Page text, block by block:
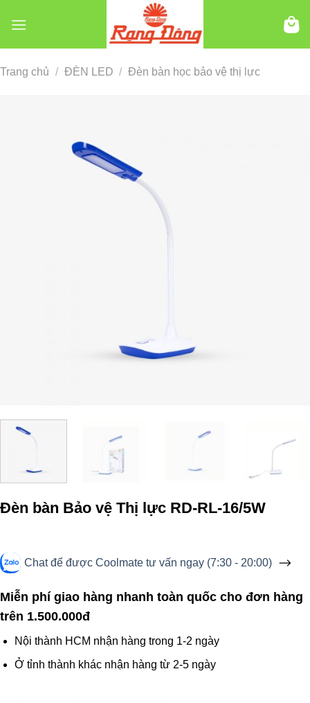
đến
Trang chủ / ĐÈN LED / Đèn bàn học bảo vệ thị lực
Đèn bàn Bảo vệ Thị lực RD-RL-16/5W
Chat để được Coolmate tư vấn ngay (7:30 - 20:00)
Miễn phí giao hàng nhanh toàn quốc cho đơn hàng
trên 1.500.000đ
Nội thành HCM nhận hàng trong 1-2 ngày
Ở tỉnh thành khác nhận hàng từ 2-5 ngày